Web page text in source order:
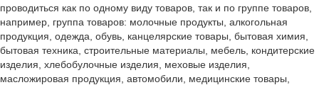
проводиться как по одному виду товаров, так и по группе товаров,
например, группа товаров: молочные продукты, алкогольная
продукция, одежда, обувь, канцелярские товары, бытовая химия,
бытовая техника, строительные материалы, мебель, кондитерские
изделия, хлебобулочные изделия, меховые изделия,
масложировая продукция, автомобили, медицинские товары,